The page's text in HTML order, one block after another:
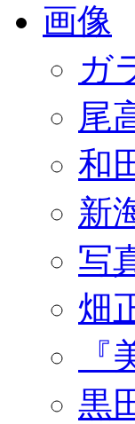
画像
ガ
尾
和
新
写
畑
黒